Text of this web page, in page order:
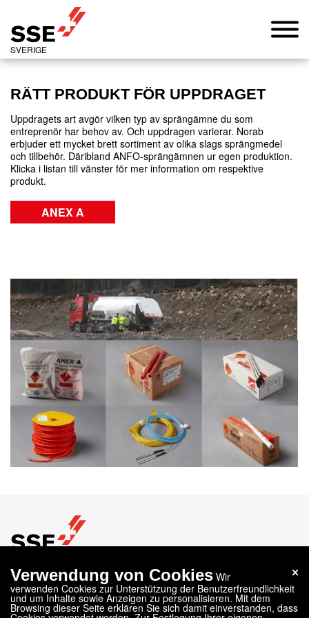
Verwendung von Cookies Wir
verwenden Cookies zur Unterstützung der Benutzerfreundlichkeit
und um Inhalte sowie Anzeigen zu personalisieren. Mit dem
Browsing dieser Seite erklären Sie sich damit einverstanden, dass
SVERIGE
RÄTT PRODUKT FÖR UPPDRAGET
Uppdragets art avgör vilken typ av sprängämne du som
entreprenör har behov av. Och uppdragen varierar. Norab
erbjuder ett mycket brett sortiment av olika slags sprängmedel
och tillbehör. Däribland ANFO-sprängämnen ur egen produktion.
Klicka i listan till vänster för mer information om respektive
produkt.
ANEX A
SSE SVERIGE
Olofsbergsgruvan, Gyttorp,713 93 Nora
Tel.+46 587 145 45